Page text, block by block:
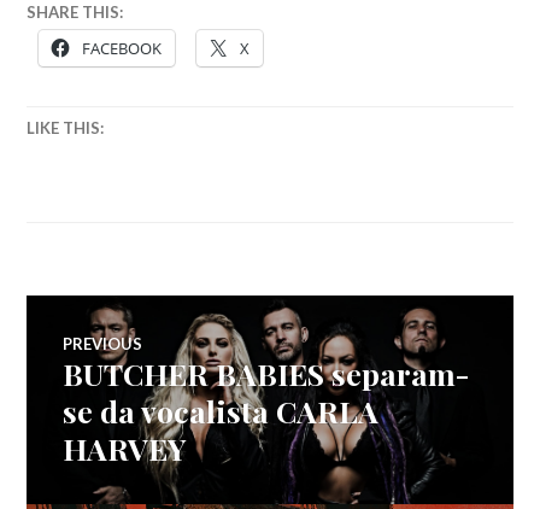
SHARE THIS:
FACEBOOK X
LIKE THIS:
Navegação
de
artigos
PREVIOUS
Previous
post:
BUTCHER BABIES separam-
se da vocalista CARLA
HARVEY